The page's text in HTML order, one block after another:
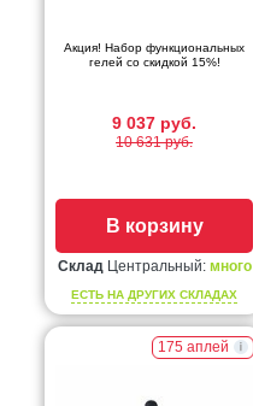
Акция! Набор функциональных
гелей со скидкой 15%!
9 037 руб.
10 631 руб.
В корзину
Склад Центральный: много
ЕСТЬ НА ДРУГИХ СКЛАДАХ
175 аплей